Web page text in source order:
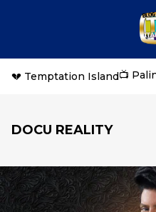
💔 Temptation Island📺
DOCU REALITY